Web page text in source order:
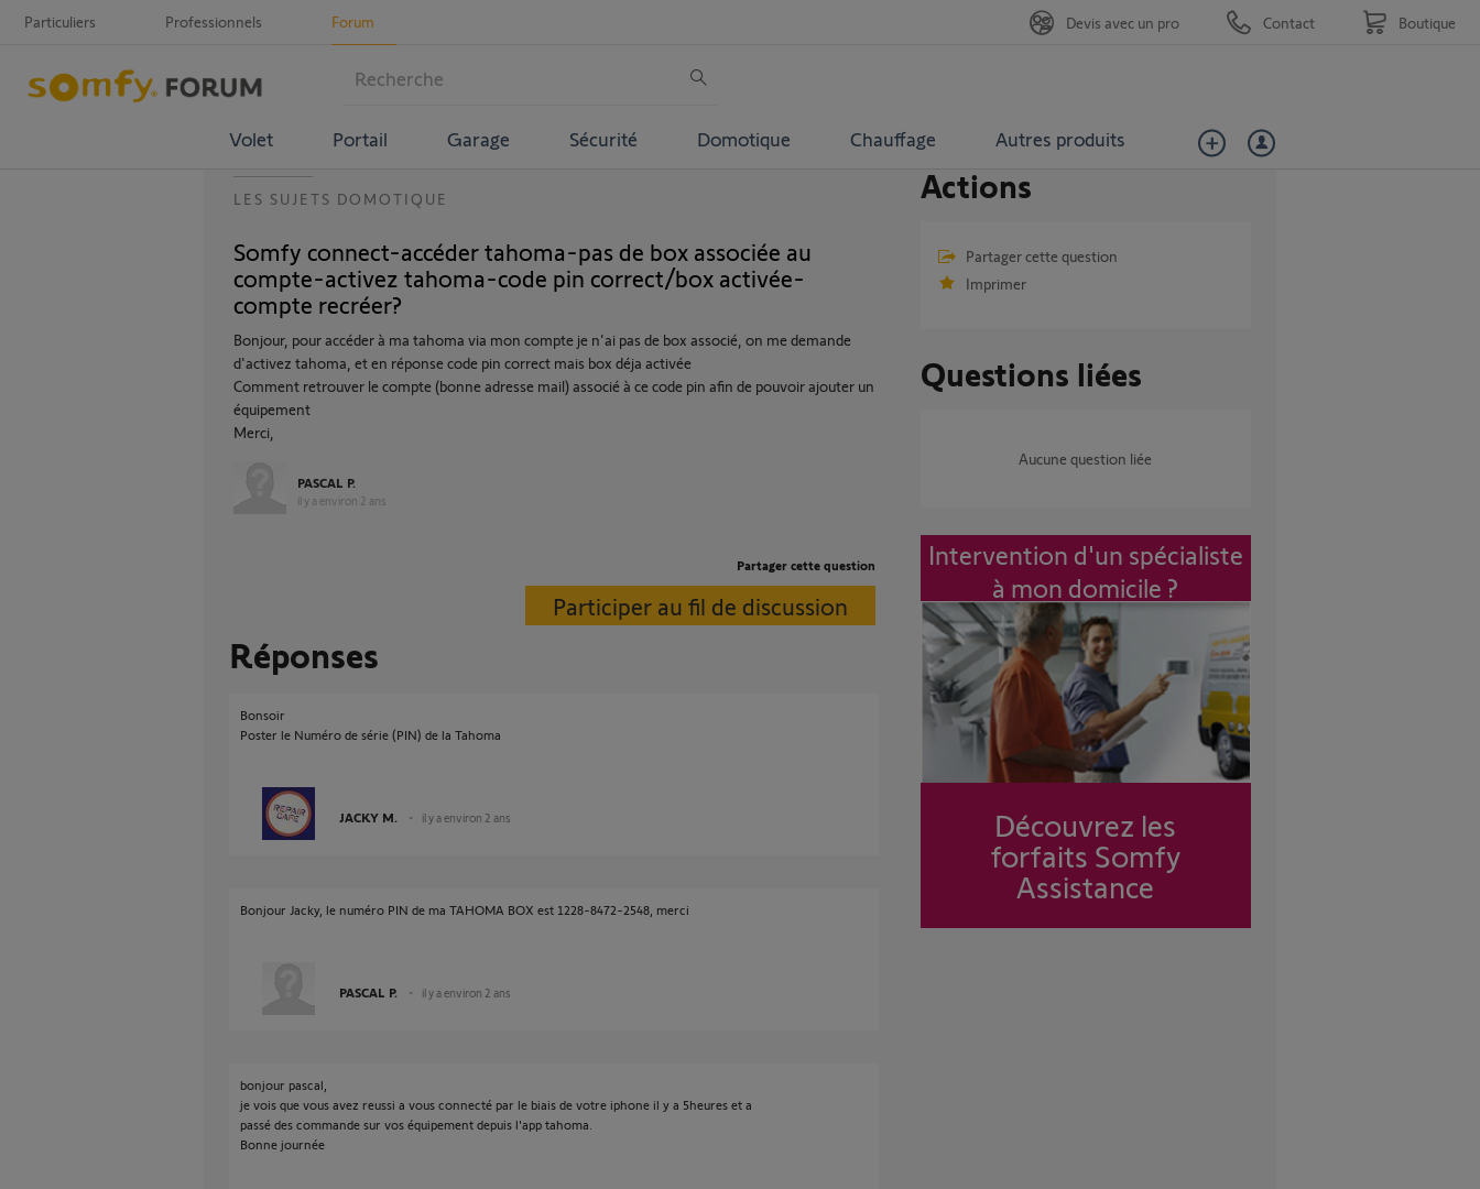
Particuliers Professionnels Forum
Volet Portail Garage Sécurité Domotique Chauffage Autres produits
Devis avec un pro Contact Boutique
LES SUJETS DOMOTIQUE
Somfy connect-accéder tahoma-pas de box associée au
compte-activez tahoma-code pin correct/box activée-
compte recréer?
Bonjour, pour accéder à ma tahoma via mon compte je n'ai pas de box associé, on me demande
d'activez tahoma, et en réponse code pin correct mais box déja activée
Comment retrouver le compte (bonne adresse mail) associé à ce code pin afin de pouvoir ajouter un
équipement
Merci,
PASCAL P.
il y a environ 2 ans
Partager cette question
Participer au fil de discussion
Réponses
Bonsoir
Poster le Numéro de série (PIN) de la Tahoma
JACKY M. il y a environ 2 ans
Bonjour Jacky, le numéro PIN de ma TAHOMA BOX est 1228-8472-2548, merci
PASCAL P. il y a environ 2 ans
bonjour pascal,
je vois que vous avez reussi a vous connecté par le biais de votre iphone il y a 5heures et a
passé des commande sur vos équipement depuis l'app tahoma.
Bonne journée
Actions
Partager cette question
Imprimer
Questions liées
Aucune question liée
Intervention d'un spécialiste
à mon domicile ?
Découvrez les
forfaits Somfy
Assistance